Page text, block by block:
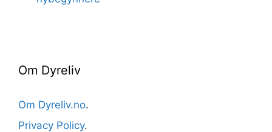
Om Dyreliv
Om Dyreliv.no.
Privacy Policy.